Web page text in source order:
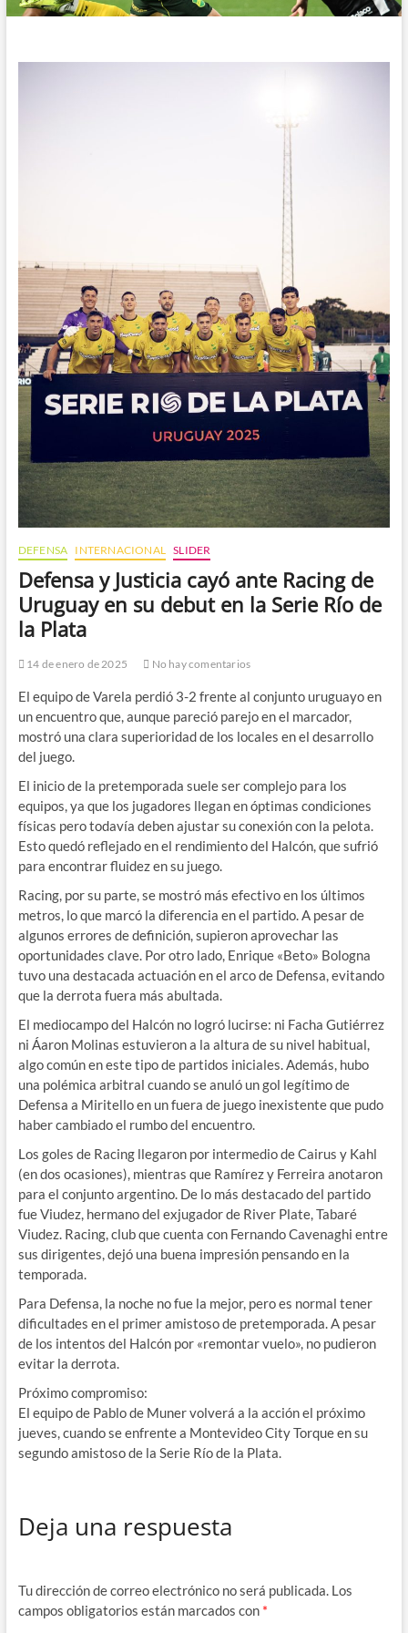
DEFENSA INTERNACIONAL SLIDER
Defensa y Justicia cayó ante Racing de
Uruguay en su debut en la Serie Río de
la Plata
14 de enero de 2025 No hay comentarios
El equipo de Varela perdió 3-2 frente al conjunto uruguayo en
un encuentro que, aunque pareció parejo en el marcador,
mostró una clara superioridad de los locales en el desarrollo
del juego.
El inicio de la pretemporada suele ser complejo para los
equipos, ya que los jugadores llegan en óptimas condiciones
físicas pero todavía deben ajustar su conexión con la pelota.
Esto quedó reflejado en el rendimiento del Halcón, que sufrió
para encontrar fluidez en su juego.
Racing, por su parte, se mostró más efectivo en los últimos
metros, lo que marcó la diferencia en el partido. A pesar de
algunos errores de definición, supieron aprovechar las
oportunidades clave. Por otro lado, Enrique «Beto» Bologna
tuvo una destacada actuación en el arco de Defensa, evitando
que la derrota fuera más abultada.
El mediocampo del Halcón no logró lucirse: ni Facha Gutiérrez
ni Áaron Molinas estuvieron a la altura de su nivel habitual,
algo común en este tipo de partidos iniciales. Además, hubo
una polémica arbitral cuando se anuló un gol legítimo de
Defensa a Miritello en un fuera de juego inexistente que pudo
haber cambiado el rumbo del encuentro.
Los goles de Racing llegaron por intermedio de Cairus y Kahl
(en dos ocasiones), mientras que Ramírez y Ferreira anotaron
para el conjunto argentino. De lo más destacado del partido
fue Viudez, hermano del exjugador de River Plate, Tabaré
Viudez. Racing, club que cuenta con Fernando Cavenaghi entre
sus dirigentes, dejó una buena impresión pensando en la
temporada.
Para Defensa, la noche no fue la mejor, pero es normal tener
dificultades en el primer amistoso de pretemporada. A pesar
de los intentos del Halcón por «remontar vuelo», no pudieron
evitar la derrota.
Próximo compromiso:
El equipo de Pablo de Muner volverá a la acción el próximo
jueves, cuando se enfrente a Montevideo City Torque en su
segundo amistoso de la Serie Río de la Plata.
Deja una respuesta
Tu dirección de correo electrónico no será publicada. Los
campos obligatorios están marcados con *